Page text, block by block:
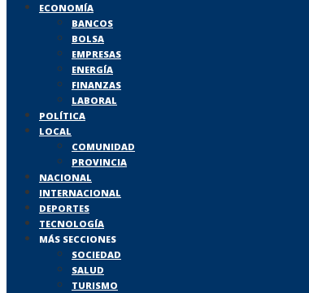
ECONOMÍA
BANCOS
BOLSA
EMPRESAS
ENERGÍA
FINANZAS
LABORAL
POLÍTICA
LOCAL
COMUNIDAD
PROVINCIA
NACIONAL
INTERNACIONAL
DEPORTES
TECNOLOGÍA
MÁS SECCIONES
SOCIEDAD
SALUD
TURISMO